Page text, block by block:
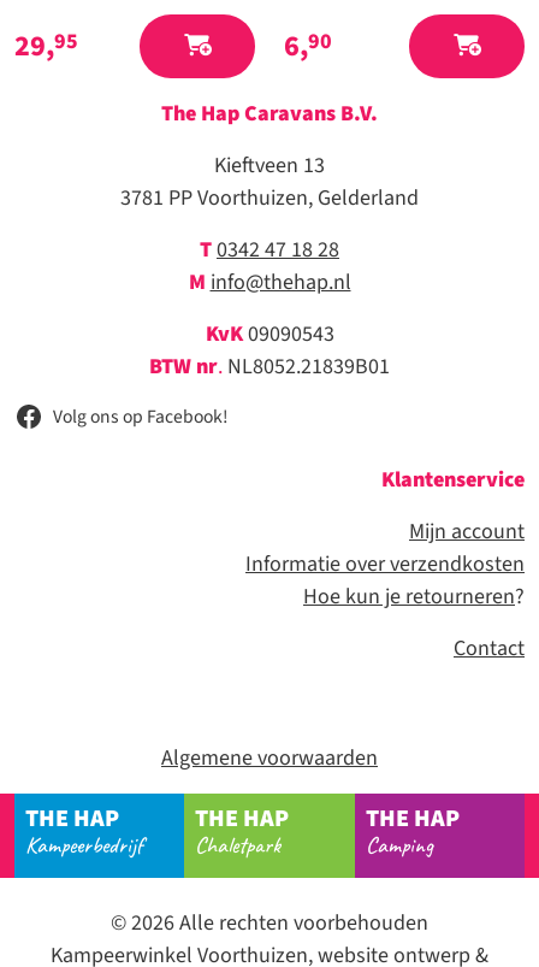
29,95 6,90
The Hap Caravans B.V.
Kieftveen 13
3781 PP Voorthuizen, Gelderland
T0342 47 18 28
Minfo@thehap.nl
KvK09090543
BTW nr. NL8052.21839B01
Volg ons op Facebook!
Klantenservice
Mijn account
Informatie over verzendkosten
Hoe kun je retourneren?
Contact
Algemene voorwaarden
THE HAP
Kampeerbedrijf
THE HAP
Chaletpark
THE HAP
Camping
© 2026 Alle rechten voorbehouden
Kampeerwinkel Voorthuizen, website ontwerp &